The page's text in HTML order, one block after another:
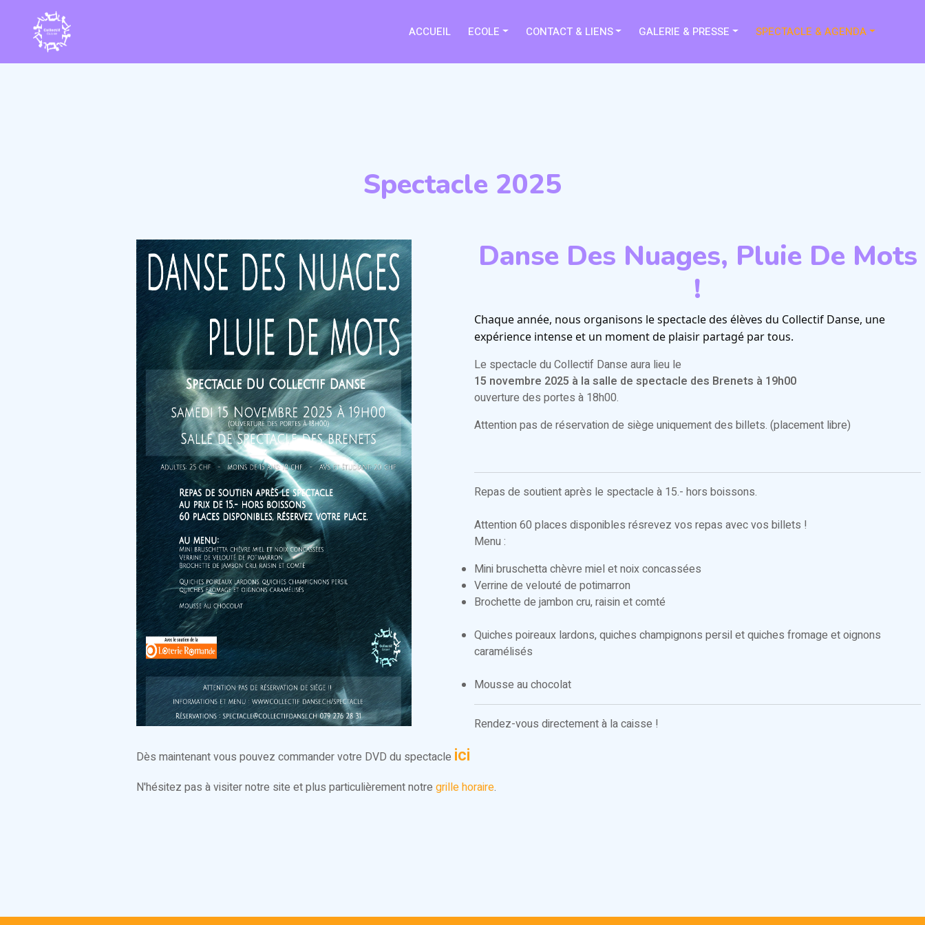
ACCUEIL ECOLE CONTACT & LIENS GALERIE & PRESSE SPECTACLE & AGENDA
Spectacle 2025
Danse Des Nuages, Pluie De Mots
!
Chaque année, nous organisons le spectacle des élèves du Collectif Danse, une
expérience intense et un moment de plaisir partagé par tous.
Le spectacle du Collectif Danse aura lieu le
15 novembre 2025 à la salle de spectacle des Brenets à 19h00
ouverture des portes à 18h00.
Attention pas de réservation de siège uniquement des billets. (placement libre)
Repas de soutient après le spectacle à 15.- hors boissons.
Attention 60 places disponibles résrevez vos repas avec vos billets !
Menu :
Mini bruschetta chèvre miel et noix concassées
Verrine de velouté de potimarron
Brochette de jambon cru, raisin et comté
Quiches poireaux lardons, quiches champignons persil et quiches fromage et oignons
caramélisés
Mousse au chocolat
Rendez-vous directement à la caisse !
Dès maintenant vous pouvez commander votre DVD du spectacle ici
N'hésitez pas à visiter notre site et plus particulièrement notre grille horaire.